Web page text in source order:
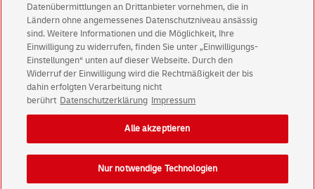
Zur Newsletter-Anmeldung
© Fri Aug 07 06:59:48 CEST 2026 Deutsche Post AG
Impressum
Datenschutz
Einwilligungs-Einstellungen
Rechtliche Hinweise
Barrierefreiheit
Datenübermittlungen an Drittanbieter vornehmen, die in
Ländern ohne angemessenes Datenschutzniveau ansässig
sind. Weitere Informationen und die Möglichkeit, Ihre
Einwilligung zu widerrufen, finden Sie unter „Einwilligungs-
Einstellungen“ unten auf dieser Webseite. Durch den
Widerruf der Einwilligung wird die Rechtmäßigkeit der bis
dahin erfolgten Verarbeitung nicht
berührt Datenschutzerklärung Impressum
Nur notwendige Technologien
Alle akzeptieren